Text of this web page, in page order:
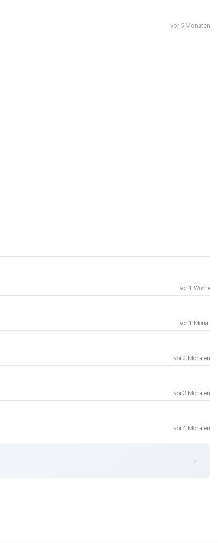
vor 5 Monaten
vor 1 Woche
vor 1 Monat
vor 2 Monaten
vor 3 Monaten
vor 4 Monaten